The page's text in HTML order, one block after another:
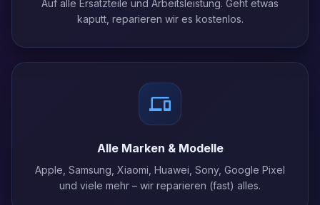
Auf alle Ersatzteile und Arbeitsleistung. Geht etwas
kaputt, reparieren wir es kostenlos.
Alle Marken & Modelle
Apple, Samsung, Xiaomi, Huawei, Sony, Google Pixel
und viele mehr – wir reparieren (fast) alles.